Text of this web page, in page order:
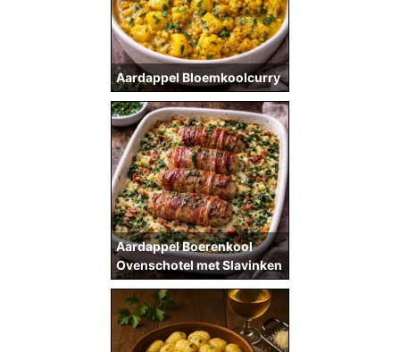
Aardappel Bloemkoolcurry
Aardappel Boerenkool
Ovenschotel met Slavinken